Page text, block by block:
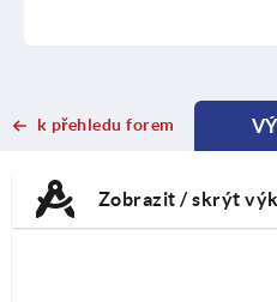
k přehledu forem
Zobrazit / skrýt